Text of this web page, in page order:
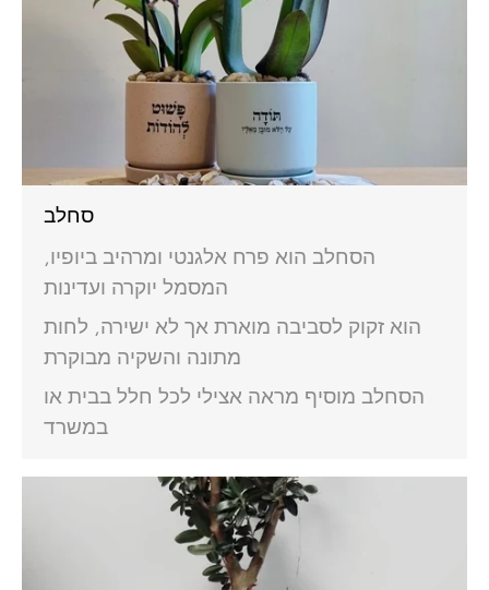
סחלב
הסחלב הוא פרח אלגנטי ומרהיב ביופיו,
המסמל יוקרה ועדינות
הוא זקוק לסביבה מוארת אך לא ישירה, לחות
מתונה והשקיה מבוקרת
הסחלב מוסיף מראה אצילי לכל חלל בבית או
במשרד